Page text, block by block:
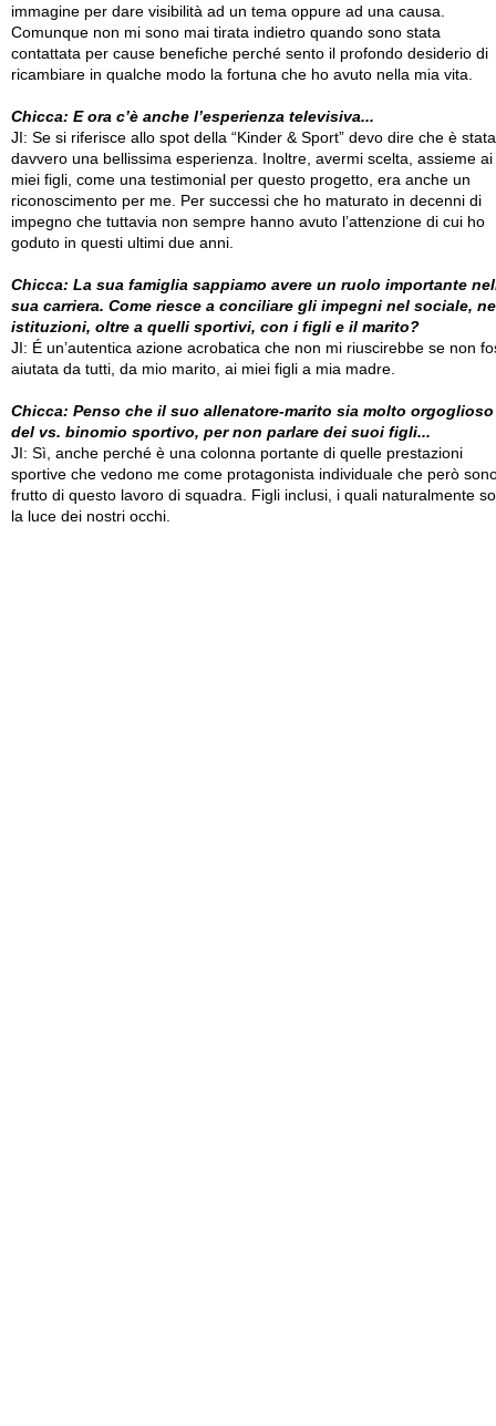
immagine per dare visibilità ad un tema oppure ad una causa.
Comunque non mi sono mai tirata indietro quando sono stata
contattata per cause benefiche perché sento il profondo desiderio di
ricambiare in qualche modo la fortuna che ho avuto nella mia vita.
Chicca: E ora c’è anche l’esperienza televisiva...
JI: Se si riferisce allo spot della “Kinder & Sport” devo dire che è stata
davvero una bellissima esperienza. Inoltre, avermi scelta, assieme ai
miei figli, come una testimonial per questo progetto, era anche un
riconoscimento per me. Per successi che ho maturato in decenni di
impegno che tuttavia non sempre hanno avuto l’attenzione di cui ho
goduto in questi ultimi due anni.
Chicca: La sua famiglia sappiamo avere un ruolo importante
sua carriera. Come riesce a conciliare gli impegni nel sociale,
istituzioni, oltre a quelli sportivi, con i figli e il marito?
JI: É un’autentica azione acrobatica che non mi riuscirebbe se non
aiutata da tutti, da mio marito, ai miei figli a mia madre.
Chicca: Penso che il suo allenatore-marito sia molto orgoglioso
del vs. binomio sportivo, per non parlare dei suoi figli...
JI: Sì, anche perché è una colonna portante di quelle prestazioni
sportive che vedono me come protagonista individuale che però
frutto di questo lavoro di squadra. Figli inclusi, i quali naturalmente
la luce dei nostri occhi.